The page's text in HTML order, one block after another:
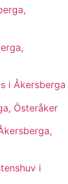
i Åkersberga
Österåker
i